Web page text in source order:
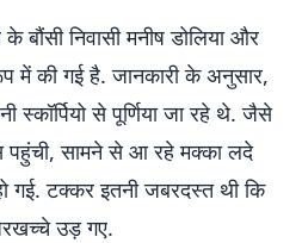
बौंसी निवासी मनीष डोलिया और
में की गई है. जानकारी के अनुसार,
स्कॉर्पियो से पूर्णिया जा रहे थे. जैसे
पहुंची, सामने से आ रहे मक्का लदे
गई. टक्कर इतनी जबरदस्त थी कि
उड़ गए.